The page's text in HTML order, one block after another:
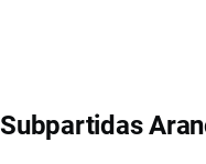
Subpartidas